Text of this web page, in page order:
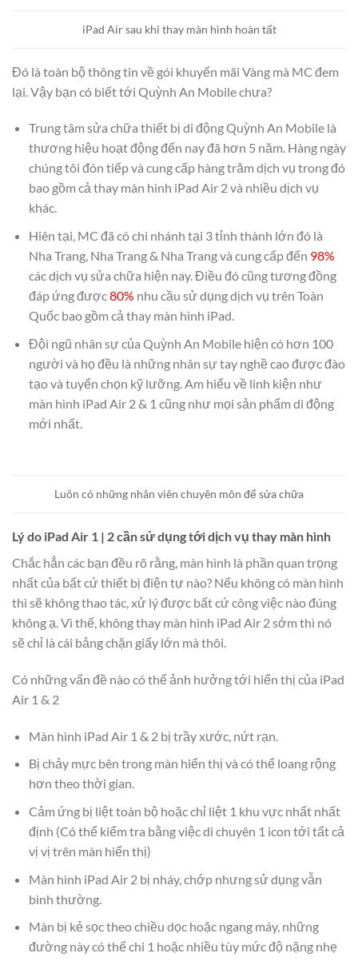
iPad Air sau khi thay màn hình hoàn tất
Đó là toàn bộ thông tin về gói khuyến mãi Vàng mà MC đem
lại. Vậy bạn có biết tới Quỳnh An Mobile chưa?
Trung tâm sửa chữa thiết bị di động Quỳnh An Mobile là
thương hiệu hoạt động đến nay đã hơn 5 năm. Hàng ngày
chúng tôi đón tiếp và cung cấp hàng trăm dịch vụ trong đó
bao gồm cả thay màn hình iPad Air 2 và nhiều dịch vụ
khác.
Hiên tại, MC đã có chi nhánh tại 3 tỉnh thành lớn đó là
Nha Trang, Nha Trang & Nha Trang và cung cấp đến 98%
các dịch vụ sửa chữa hiện nay. Điều đó cũng tương đồng
đáp ứng được80% nhu cầu sử dụng dịch vụ trên Toàn
Quốc bao gồm cả thay màn hình iPad.
Đội ngũ nhân sự của Quỳnh An Mobile hiện có hơn 100
người và họ đều là những nhân sự tay nghề cao được đào
tạo và tuyển chọn kỹ lưỡng. Am hiểu về linh kiện như
màn hình iPad Air 2 & 1 cũng như mọi sản phẩm di động
mới nhất.
Luôn có những nhân viên chuyên môn để sửa chữa
Lý do iPad Air 1 | 2 cần sử dụng tới dịch vụ thay màn hình
Chắc hẳn các bạn đều rõ rằng, màn hình là phần quan trọng
nhất của bất cứ thiết bị điện tự nào? Nếu không có màn hình
thì sẽ không thao tác, xử lý được bất cứ công việc nào đúng
không ạ. Vì thế, không thay màn hình iPad Air 2 sớm thì nó
sẽ chỉ là cái bảng chặn giấy lớn mà thôi.
Có những vấn đề nào có thể ảnh hưởng tới hiển thị của iPad
Air 1 & 2
Màn hình iPad Air 1 & 2 bị trầy xước, nứt rạn.
Bị chảy mực bên trong màn hiển thị và có thể loang rộng
hơn theo thời gian.
Cảm ứng bị liệt toàn bộ hoặc chỉ liệt 1 khu vực nhất nhất
định (Có thể kiểm tra bằng việc di chuyên 1 icon tới tất cả
vị vị trên màn hiển thị)
Màn hình iPad Air 2 bị nháy, chớp nhưng sử dụng vẫn
bình thường.
Màn bị kẻ sọc theo chiều dọc hoặc ngang máy, những
đường này có thể chi 1 hoặc nhiều tùy mức độ nặng nhẹ